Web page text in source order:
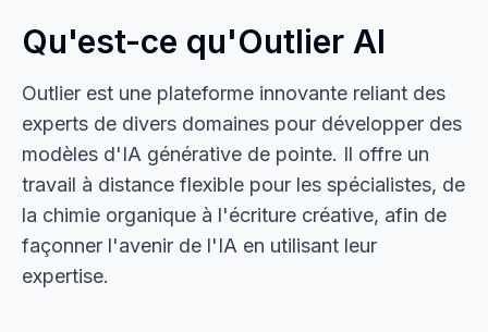
Qu'est-ce qu'Outlier AI
Outlier est une plateforme innovante reliant des
experts de divers domaines pour développer des
modèles d'IA générative de pointe. Il offre un
travail à distance flexible pour les spécialistes, de
la chimie organique à l'écriture créative, afin de
façonner l'avenir de l'IA en utilisant leur
expertise.